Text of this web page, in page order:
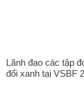
Lãnh đạo các tập
đổi xanh tại VSBF